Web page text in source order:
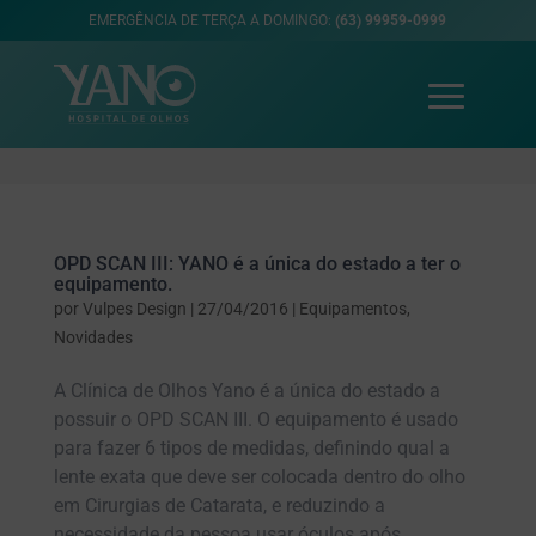
EMERGÊNCIA DE TERÇA A DOMINGO: (63) 99959-0999
OPD SCAN III: YANO é a única do estado a ter o
equipamento.
porVulpes Design | 27/04/2016 | Equipamentos,
Novidades
A Clínica de Olhos Yano é a única do estado a
possuir o OPD SCAN III. O equipamento é usado
para fazer 6 tipos de medidas, definindo qual a
lente exata que deve ser colocada dentro do olho
em Cirurgias de Catarata, e reduzindo a